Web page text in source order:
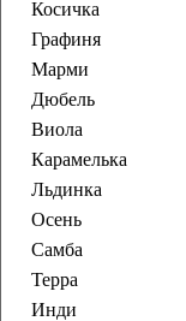
Косичка
Графиня
Марми
Дюбель
Виола
Карамелька
Льдинка
Осень
Самба
Терра
Инди